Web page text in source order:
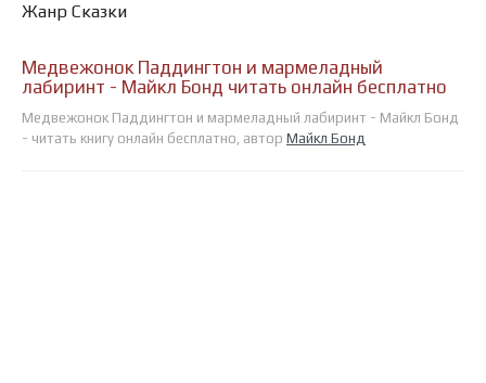
Жанр Сказки
Медвежонок Паддингтон и мармеладный
лабиринт - Майкл Бонд читать онлайн бесплатно
Медвежонок Паддингтон и мармеладный лабиринт - Майкл Бонд
- читать книгу онлайн бесплатно, автор Майкл Бонд